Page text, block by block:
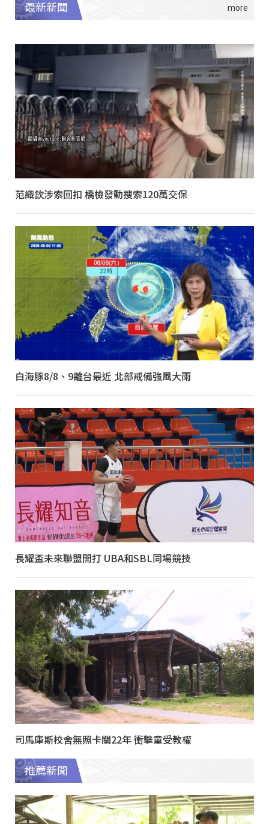
最新新聞
范織欽涉索回扣 橋檢發動搜索120萬交保
白海豚8/8、9離台最近 北部戒備強風大雨
長耀盃未來聯盟開打 UBA和SBL同場競技
司馬庫斯校舍無照卡關22年 衝擊童受教權
推薦新聞